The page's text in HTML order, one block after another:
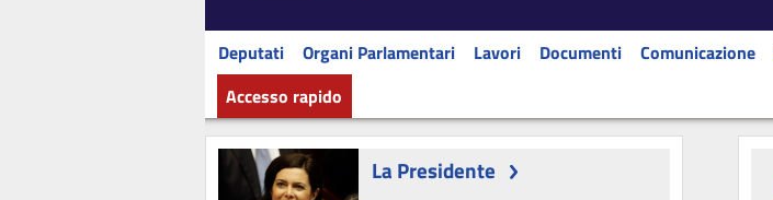
Deputati Organi Parlamentari Lavori Documenti Comunicazione
Accesso rapido
La Presidente